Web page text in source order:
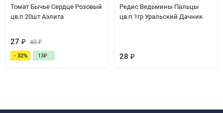
Томат Бычье Сердце Розовый
цв.п 20шт Аэлита
27 ₽ 40₽
- 32% 13₽
Редис Ведьмины Пальцы
цв.п 1гр Уральский Дачник
28 ₽